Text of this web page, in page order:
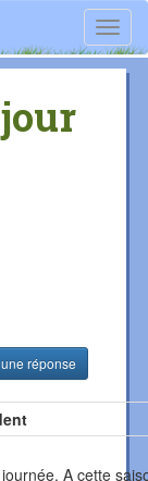
réponse
A cette